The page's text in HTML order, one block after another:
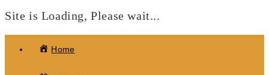
Site is Loading, Please wait...
Home